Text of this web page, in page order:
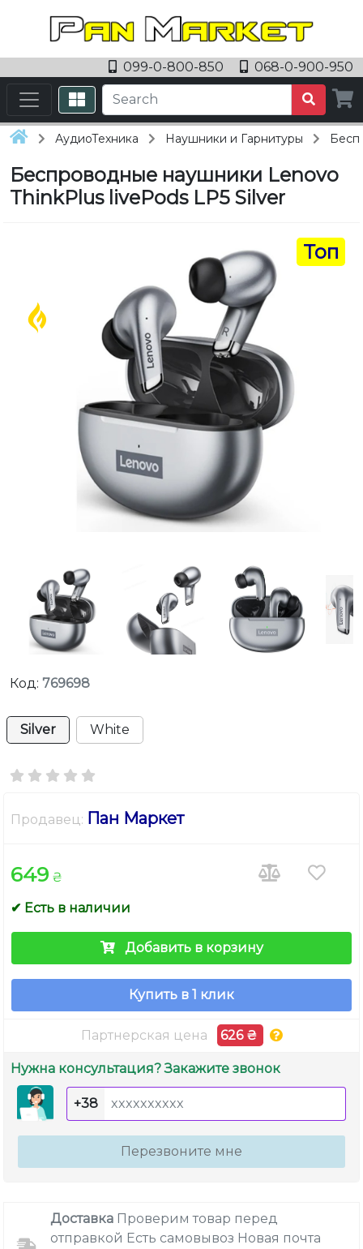
099-0-800-850 068-0-900-950
АудиоТехника Наушники и Гарнитуры
Беспроводные наушники Lenovo
ThinkPlus livePods LP5 Silver
Топ
Код: 769698
Silver White
Продавец: Пан Маркет
649 ₴
✔ Есть в наличии
Добавить в корзину
Купить в 1 клик
Партнерская цена 626 ₴
Нужна консультация? Закажите звонок
+38
Перезвоните мне
Доставка Проверим товар перед
отправкой Есть самовывоз Новая почта